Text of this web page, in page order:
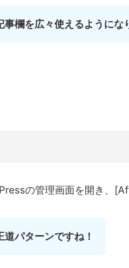
事欄を広々使えるようにな
の管理画面を開き、
道パターンですね！